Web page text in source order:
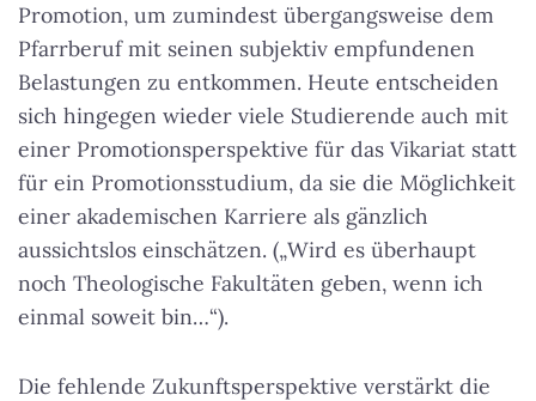
Promotion, um zumindest übergangsweise dem
Pfarrberuf mit seinen subjektiv empfundenen
Belastungen zu entkommen. Heute entscheiden
sich hingegen wieder viele Studierende auch mit
einer Promotionsperspektive für das Vikariat statt
für ein Promotionsstudium, da sie die Möglichkeit
einer akademischen Karriere als gänzlich
aussichtslos einschätzen. („Wird es überhaupt
noch Theologische Fakultäten geben, wenn ich
einmal soweit bin…“).
Die fehlende Zukunftsperspektive verstärkt die